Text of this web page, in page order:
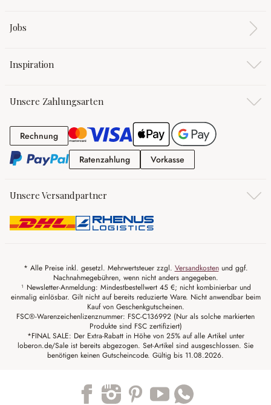
Jobs
Inspiration
Unsere Zahlungsarten
RechnungRechnung
RatenzahlungRatenzahlung
Vorkasse
Unsere Versandpartner
* Alle Preise inkl. gesetzl. Mehrwertsteuer zzgl. Versandkostenund ggf.
Nachnahmegebühren, wenn nicht anders angegeben.
¹ Newsletter-Anmeldung: Mindestbestellwert 45 €; nicht kombinierbar und
einmalig einlösbar. Gilt nicht auf bereits reduzierte Ware. Nicht anwendbar beim
Kauf von Geschenkgutscheinen.
FSC®-Warenzeichenlizenznummer: FSC-C136992 (Nur als solche markierten
Produkte sind FSC zertifiziert)
*FINAL SALE: Der Extra-Rabatt in Höhe von 25% auf alle Artikel unter
loberon.de/Sale ist bereits abgezogen. Set-Artikel sind ausgeschlossen. Sie
benötigen keinen Gutscheincode. Gültig bis 11.08.2026.